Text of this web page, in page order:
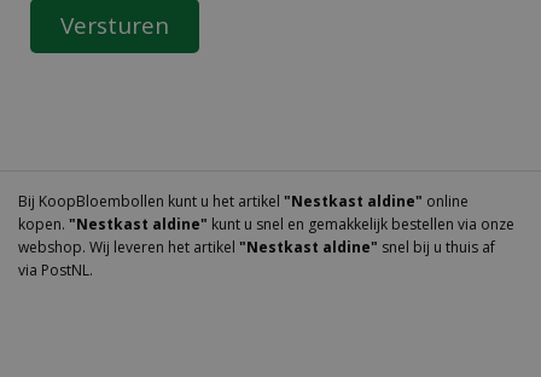
Bij KoopBloembollen kunt u het artikel "Nestkast aldine" online
kopen. "Nestkast aldine" kunt u snel en gemakkelijk bestellen via onze
webshop. Wij leveren het artikel "Nestkast aldine" snel bij u thuis af
via PostNL.